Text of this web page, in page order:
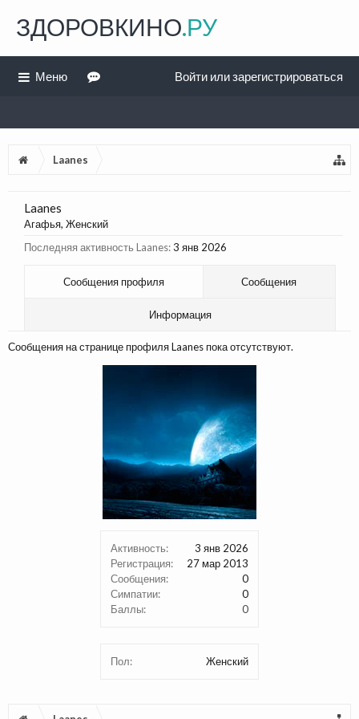
Laanes
Активность:
3 янв 2026
Регистрация:
27 мар 2013
Сообщения:
0
Симпатии:
0
Баллы:
0
Пол: Женский
Laanes
Агафья, Женский
Последняя активность Laanes:3 янв 2026
Сообщения профиля Сообщения
Информация
Сообщения на странице профиля Laanes пока отсутствуют.
ЗДОРОВКИНО.РУ
Меню Войти или зарегистрироваться